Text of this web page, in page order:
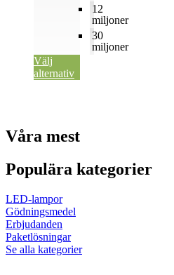
12
miljoner
30
miljoner
Välj
alternativ
Våra mest
Populära kategorier
LED-lampor
Gödningsmedel
Erbjudanden
Paketlösningar
Se alla kategorier